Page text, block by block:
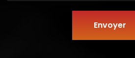
Envoyer